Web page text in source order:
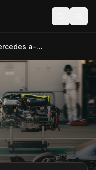
Ferrari en F1 : Mercedes a-t-elle pris l’avantage sur le plan moteur ?